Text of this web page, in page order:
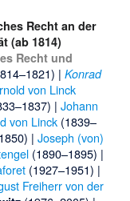
Recht an der
(ab 1814)
Recht und
| Konrad
von Linck
| Johann
von Linck(1839–
| Joseph (von)
(1890–1895) |
(1927–1951) |
Freiherr von der